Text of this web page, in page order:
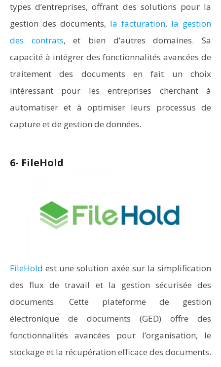
types d’entreprises, offrant des solutions pour la
gestion des documents, la facturation, la gestion
des contrats, et bien d’autres domaines. Sa
capacité à intégrer des fonctionnalités avancées de
traitement des documents en fait un choix
intéressant pour les entreprises cherchant à
automatiser et à optimiser leurs processus de
capture et de gestion de données.
6- FileHold
FileHold est une solution axée sur la simplification
des flux de travail et la gestion sécurisée des
documents. Cette plateforme de gestion
électronique de documents (GED) offre des
fonctionnalités avancées pour l’organisation, le
stockage et la récupération efficace des documents.